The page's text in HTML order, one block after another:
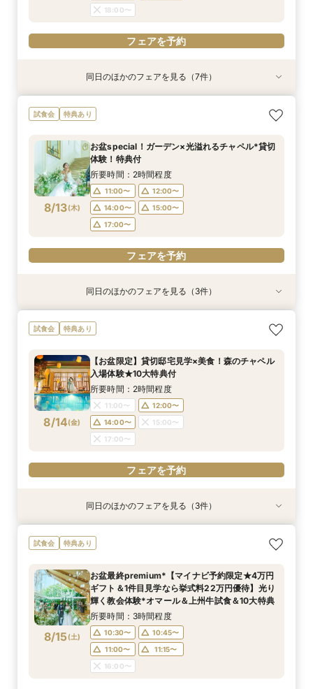
電話予約のみ
18:00〜
フェアを予約
特典あり 動画あり
8/11(火)
【おもてなし◎料理ランクUP特典】New貸切邸
宅体験×上州牛試食
9:00〜
14:30〜
14:45〜
18:00〜
フェアを予約
特典あり
8/11(火)
＼県内随一の貸切ガーデン／光輝く水×緑のチャ
ペル＆憧れドレス特典×とろける上州牛コース試
所要時間：2時間30分程度
14:30〜
14:45〜
18:00〜
フェアを予約
特典あり
8/11(火)
＼マイナビ予約限定♪／■【憧れ叶うドレス特典
付】白亜の邸宅×階段入場体験*上州牛試食
9:00〜
14:30〜
14:45〜
18:00〜
フェアを予約
特典あり
8/11(火)
限定1組★マタニティ限定特典＆”安心”見積相談
×森のチャペル
9:00〜
14:30〜
14:45〜
18:00〜
フェアを予約
特典あり
8/11(火)
初めて見学*お料理重視の方へ◆豪華試食×安心
お見積り相談会
9:00〜
14:30〜
14:45〜
18:00〜
フェアを予約
特典あり
8/11(火)
【よくばりALL体験】自然溢れる挙式体験＆10大
特典＆上州牛コース試食
9:00〜
14:30〜
14:45〜
18:00〜
フェアを予約
8/11(火)
【遠方の方◎オンライン相談会】スマホで簡単！
豪華5大特典付き
9:00〜
14:30〜
14:45〜
18:00〜
フェアを予約
同日のほかのフェアを見る（7件）
試食会 特典あり
8/13(木)
お盆special！ガーデン×光溢れるチャペル*貸切
体験！特典付
所要時間：2時間程度
11:00〜
12:00〜
14:00〜
15:00〜
17:00〜
フェアを予約
特典あり
8/13(木)
【少人数W】貸切邸宅でアットホームW×限定プ
ラン＆衣装優待付
11:00〜
12:00〜
15:00〜
フェアを予約
8/13(木)
限定1組★マタニティ限定特典＆”安心”見積相談
×森のチャペル
11:00〜
12:00〜
15:00〜
フェアを予約
8/13(木)
【オンライン相談会】遠方・見学前に自宅でOK#
見積&会場紹介
12:00〜
14:00〜
16:00〜
フェアを予約
同日のほかのフェアを見る（3件）
試食会 特典あり
8/14(金)
【お盆限定】貸切邸宅見学×美食！森のチャペル
入場体験★10大特典付
所要時間：2時間程度
11:00〜
12:00〜
14:00〜
15:00〜
17:00〜
フェアを予約
特典あり
8/14(金)
【少人数W】貸切邸宅でアットホームW×限定プ
ラン＆衣装優待付
11:00〜
12:00〜
15:00〜
フェアを予約
8/14(金)
限定1組★マタニティ限定特典＆”安心”見積相談
×森のチャペル
11:00〜
12:00〜
15:00〜
フェアを予約
8/14(金)
【オンライン相談会】遠方・見学前に自宅でOK#
見積&会場紹介
12:00〜
14:00〜
16:00〜
フェアを予約
同日のほかのフェアを見る（3件）
試食会 特典あり
8/15(土)
お盆最終premium*【マイナビ予約限定★4万円
ギフト＆1件目見学なら挙式料22万円優待】光り
輝く教会体験*オマール＆上州牛試食＆10大特典
所要時間：3時間程度
10:30〜
10:45〜
11:00〜
11:15〜
16:00〜